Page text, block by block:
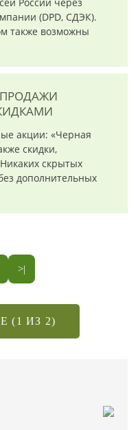
(DPD, СДЭК).
также возможны
акции: «Черная
скидки,
скрытых
дополнительных
>|
(1 ИЗ 2)